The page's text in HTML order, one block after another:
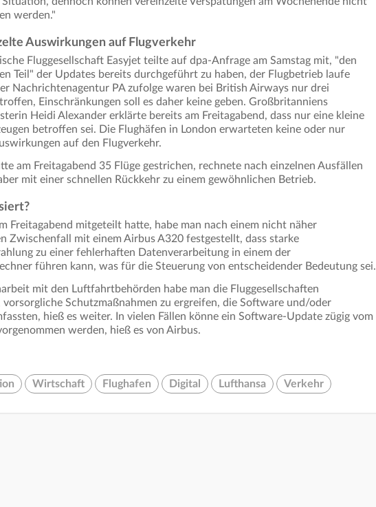
werden."
Auswirkungen auf Flugverkehr
Fluggesellschaft Easyjet teilte auf dpa-Anfrage am Samstag mit, "den
Teil" der Updates bereits durchgeführt zu haben, der Flugbetrieb laufe
Nachrichtenagentur PA zufolge waren bei British Airways nur drei
Einschränkungen soll es daher keine geben. Großbritanniens
Heidi Alexander erklärte bereits am Freitagabend, dass nur eine kleine
betroffen sei. Die Flughäfen in London erwarteten keine oder nur
auf den Flugverkehr.
am Freitagabend 35 Flüge gestrichen, rechnete nach einzelnen Ausfällen
mit einer schnellen Rückkehr zu einem gewöhnlichen Betrieb.
Freitagabend mitgeteilt hatte, habe man nach einem nicht näher
Zwischenfall mit einem Airbus A320 festgestellt, dass starke
zu einer fehlerhaften Datenverarbeitung in einem der
führen kann, was für die Steuerung von entscheidender Bedeutung sei.
mit den Luftfahrtbehörden habe man die Fluggesellschaften
Schutzmaßnahmen zu ergreifen, die Software und/oder
hieß es weiter. In vielen Fällen könne ein Software-Update zügig vom
werden, hieß es von Airbus.
Wirtschaft Flughafen Digital Lufthansa Verkehr